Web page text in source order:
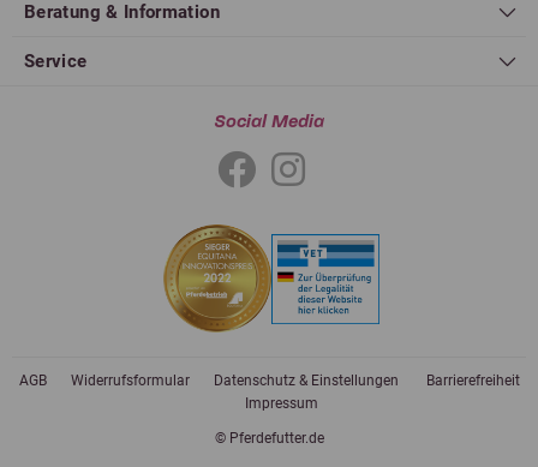
Beratung & Information
Service
Social Media
© Pferdefutter.de
AGB Widerrufsformular Datenschutz & Einstellungen
Barrierefreiheit
Impressum